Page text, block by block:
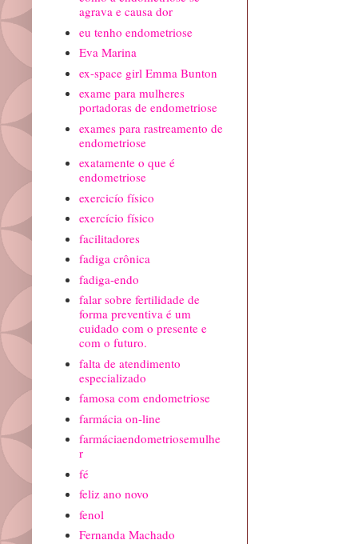
agrava e causa dor
eu tenho endometriose
Eva Marina
ex-space girl Emma Bunton
exame para mulheres
portadoras de endometriose
exames para rastreamento de
endometriose
exatamente o que é
endometriose
exercicío físico
exercício físico
facilitadores
fadiga crônica
fadiga-endo
falar sobre fertilidade de
forma preventiva é um
cuidado com o presente e
com o futuro.
falta de atendimento
especializado
famosa com endometriose
farmácia on-line
farmáciaendometriosemulhe
r
fé
feliz ano novo
fenol
Fernanda Machado